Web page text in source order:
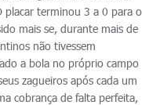
placar terminou 3 a 0 para o
mais se, durante mais de
não tivessem
a bola no próprio campo
zagueiros após cada um
cobrança de falta perfeita,